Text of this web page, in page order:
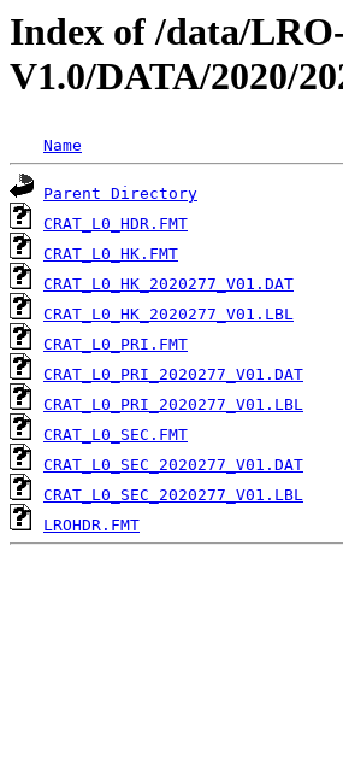
Index of /data/
V1.0/DATA/2020/
Name
Parent Directory
CRAT_L0_HDR.FMT
CRAT_L0_HK.FMT
CRAT_L0_HK_2020277_V01.DAT
CRAT_L0_HK_2020277_V01.LBL
CRAT_L0_PRI.FMT
CRAT_L0_PRI_2020277_V01.DAT
CRAT_L0_PRI_2020277_V01.LBL
CRAT_L0_SEC.FMT
CRAT_L0_SEC_2020277_V01.DAT
CRAT_L0_SEC_2020277_V01.LBL
LROHDR.FMT